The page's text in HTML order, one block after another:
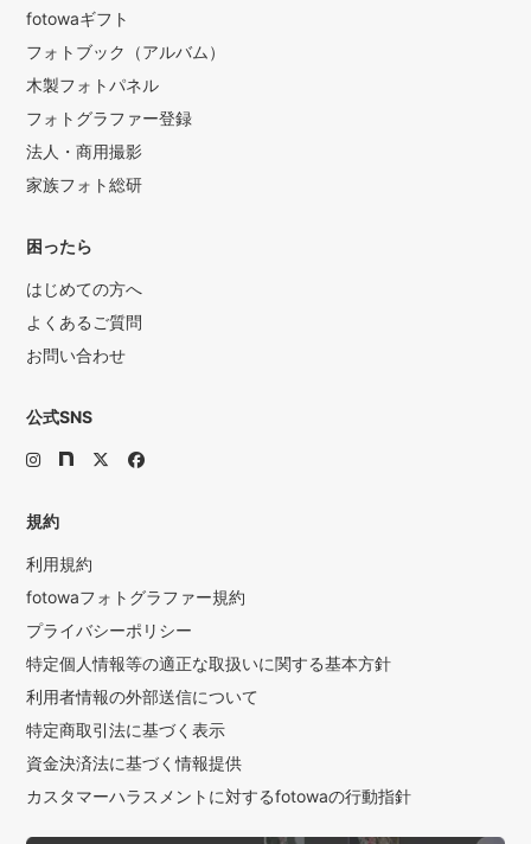
fotowaギフト
フォトブック（アルバム）
木製フォトパネル
フォトグラファー登録
法人・商用撮影
家族フォト総研
困ったら
はじめての方へ
よくあるご質問
お問い合わせ
公式SNS
規約
利用規約
fotowaフォトグラファー規約
プライバシーポリシー
特定個人情報等の適正な取扱いに関する基本方針
利用者情報の外部送信について
特定商取引法に基づく表示
資金決済法に基づく情報提供
カスタマーハラスメントに対するfotowaの行動指針